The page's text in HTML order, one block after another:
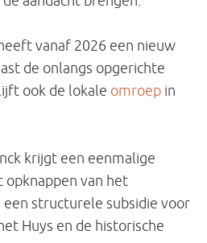
vanaf 2026 een nieuw
de onlangs opgerichte
ook de lokale omroep in
krijgt een eenmalige
opknappen van het
een structurele subsidie voor
Huys en de historische